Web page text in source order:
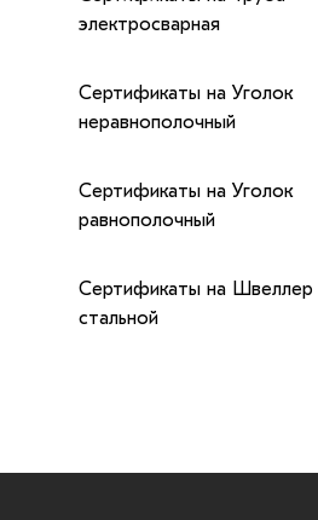
электросварная
Сертификаты на Уголок
неравнополочный
Сертификаты на Уголок
равнополочный
Сертификаты на Швеллер
стальной